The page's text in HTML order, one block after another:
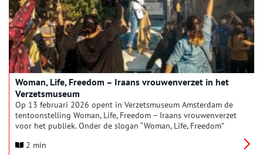
Woman, Life, Freedom – Iraans vrouwenverzet in het
Verzetsmuseum
Op 13 februari 2026 opent in Verzetsmuseum Amsterdam de
tentoonstelling Woman, Life, Freedom – Iraans vrouwenverzet
voor het publiek. Onder de slogan “Woman, Life, Freedom”
een wereldwijde beweging. De tentoonstelling belicht de
2 min